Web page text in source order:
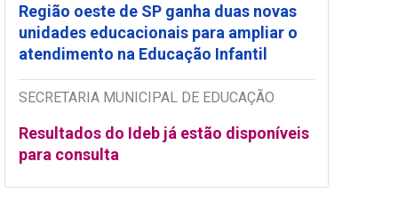
Região oeste de SP ganha duas novas
unidades educacionais para ampliar o
atendimento na Educação Infantil
SECRETARIA MUNICIPAL DE EDUCAÇÃO
Resultados do Ideb já estão disponíveis
para consulta